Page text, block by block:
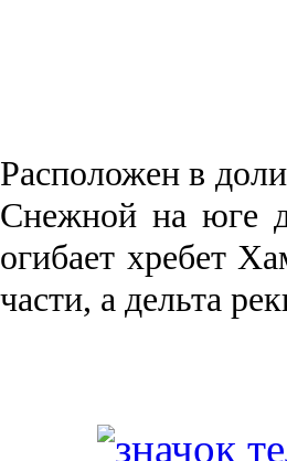
Рас­положен в
Снежной на юге
огибает хребет
части, а дельта